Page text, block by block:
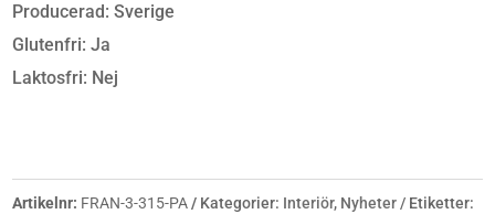
Producerad: Sverige
Glutenfri: Ja
Laktosfri: Nej
Artikelnr: FRAN-3-315-PA Kategorier: Interiör, Nyheter
Etiketter: